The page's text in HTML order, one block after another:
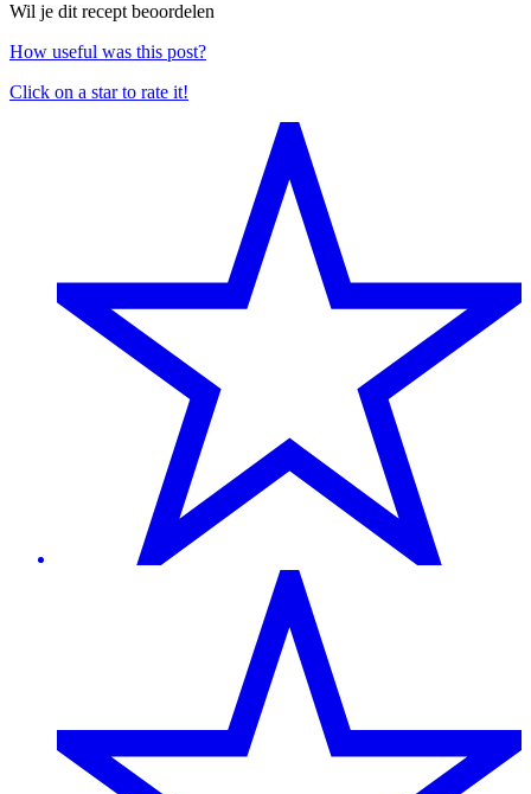
Wil je dit recept beoordelen
How useful was this post?
Click on a star to rate it!